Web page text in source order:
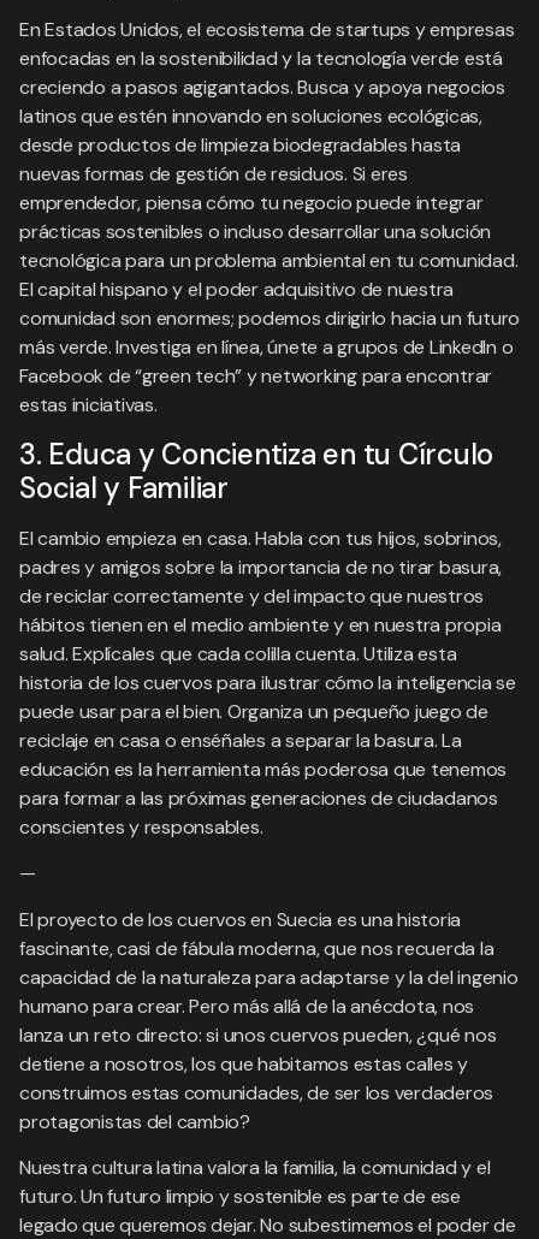
En Estados Unidos, el ecosistema de startups y empresas
enfocadas en la sostenibilidad y la tecnología verde está
creciendo a pasos agigantados. Busca y apoya negocios
latinos que estén innovando en soluciones ecológicas,
desde productos de limpieza biodegradables hasta
nuevas formas de gestión de residuos. Si eres
emprendedor, piensa cómo tu negocio puede integrar
prácticas sostenibles o incluso desarrollar una solución
tecnológica para un problema ambiental en tu comunidad.
El capital hispano y el poder adquisitivo de nuestra
comunidad son enormes; podemos dirigirlo hacia un futuro
más verde. Investiga en línea, únete a grupos de LinkedIn o
Facebook de “green tech” y networking para encontrar
estas iniciativas.
3. Educa y Concientiza en tu Círculo
Social y Familiar
El cambio empieza en casa. Habla con tus hijos, sobrinos,
padres y amigos sobre la importancia de no tirar basura,
de reciclar correctamente y del impacto que nuestros
hábitos tienen en el medio ambiente y en nuestra propia
salud. Explícales que cada colilla cuenta. Utiliza esta
historia de los cuervos para ilustrar cómo la inteligencia se
puede usar para el bien. Organiza un pequeño juego de
reciclaje en casa o enséñales a separar la basura. La
educación es la herramienta más poderosa que tenemos
para formar a las próximas generaciones de ciudadanos
conscientes y responsables.
—
El proyecto de los cuervos en Suecia es una historia
fascinante, casi de fábula moderna, que nos recuerda la
capacidad de la naturaleza para adaptarse y la del ingenio
humano para crear. Pero más allá de la anécdota, nos
lanza un reto directo: si unos cuervos pueden, ¿qué nos
detiene a nosotros, los que habitamos estas calles y
construimos estas comunidades, de ser los verdaderos
protagonistas del cambio?
Nuestra cultura latina valora la familia, la comunidad y el
futuro. Un futuro limpio y sostenible es parte de ese
legado que queremos dejar. No subestimemos el poder de